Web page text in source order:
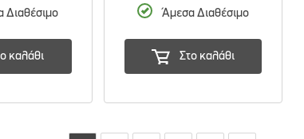
Διαθέσιμο
καλάθι
Άμεσα Διαθέσιμο
Στο καλάθι